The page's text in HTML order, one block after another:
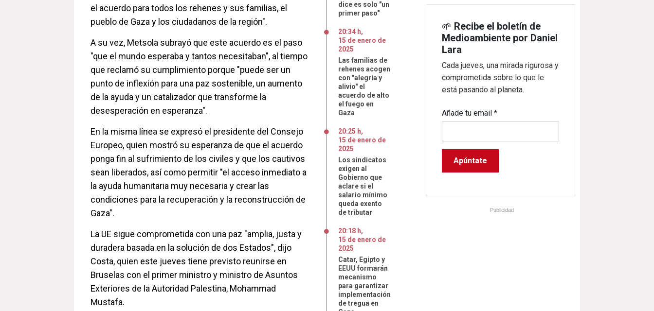
el acuerdo para todos los rehenes y sus familias, el
pueblo de Gaza y los ciudadanos de la región".
A su vez, Metsola subrayó que este acuerdo es el paso
"que el mundo esperaba y tantos necesitaban", al tiempo
que reclamó su cumplimiento porque "puede ser un
punto de inflexión para una paz sostenible, un aumento
de la ayuda y un catalizador que transforme la
desesperación en esperanza".
En la misma línea se expresó el presidente del Consejo
Europeo, quien mostró su esperanza de que el acuerdo
ponga fin al sufrimiento de los civiles y que los cautivos
sean liberados, así como permitir "el acceso inmediato a
la ayuda humanitaria muy necesaria y crear las
condiciones para la recuperación y la reconstrucción de
Gaza".
La UE sigue comprometida con una paz "amplia, justa y
duradera basada en la solución de dos Estados", dijo
Costa, quien este jueves tiene previsto reunirse en
Bruselas con el primer ministro y ministro de Asuntos
Exteriores de la Autoridad Palestina, Mohammad
Mustafa.
dice es solo "un
primer paso"
20:34 h,
15 de enero de
2025
Las familias de
rehenes acogen
con "alegría y
alivio" el
acuerdo de alto
el fuego en
Gaza
20:25 h,
15 de enero de
2025
Los sindicatos
exigen al
Gobierno que
aclare si el
salario mínimo
queda exento
de tributar
20:18 h,
15 de enero de
2025
Catar, Egipto y
EEUU formarán
mecanismo
para garantizar
implementación
de tregua en
🌱 Recibe el boletín de
Medioambiente por Daniel
Lara
Cada jueves, una mirada rigurosa y
comprometida sobre lo que le
está pasando al planeta.
Añade tu email*
Publicidad